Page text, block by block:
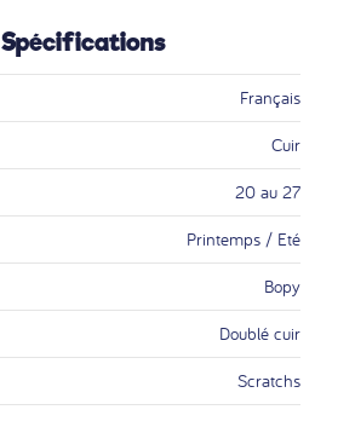
Spécifications
Français
Cuir
20 au 27
Printemps / Eté
Bopy
Doublé cuir
Scratchs